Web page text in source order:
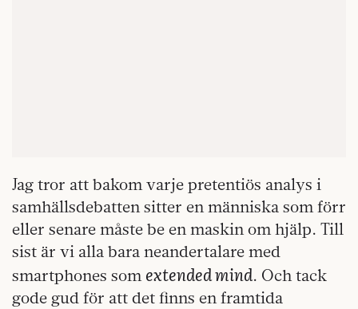
Jag tror att bakom varje pretentiös analys i
samhällsdebatten sitter en människa som förr
eller senare måste be en maskin om hjälp. Till
sist är vi alla bara neandertalare med
smartphones som extended mind. Och tack
gode gud för att det finns en framtida